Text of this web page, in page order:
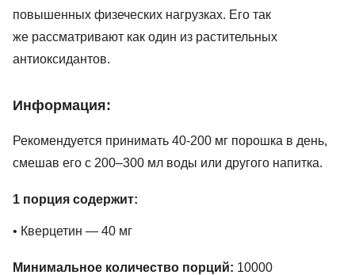
повышенных физеческих нагрузках. Его так
же рассматривают как один из растительных
антиоксидантов.
Информация:
Рекомендуется принимать 40-200 мг порошка в день,
смешав его с 200–300 мл воды или другого напитка.
1 порция содержит:
• Кверцетин — 40 мг
Минимальное количество порций: 10000